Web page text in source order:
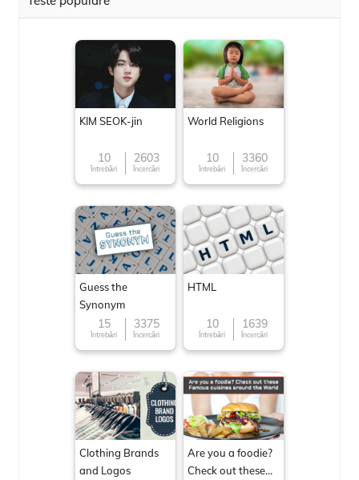
KIM SEOK-jin
10
Întrebări
2603
Încercări
World Religions
10
Întrebări
3360
Încercări
Guess the
Synonym
15
Întrebări
3375
Încercări
HTML
10
Întrebări
1639
Încercări
Clothing Brands
and Logos
Are you a foodie?
Check out these